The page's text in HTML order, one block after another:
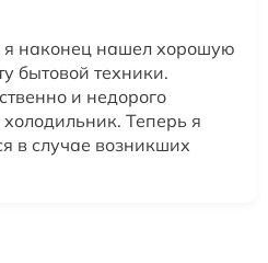
я наконец нашел хорошую
бытовой техники.
и недорого
Теперь я
в случае возникших